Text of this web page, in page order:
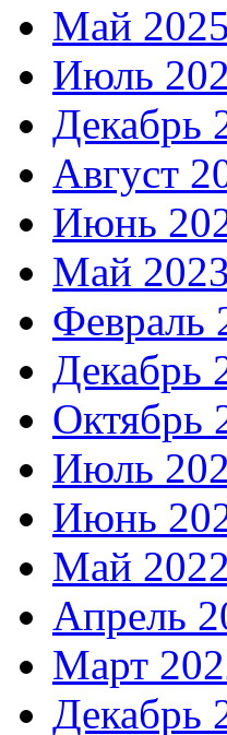
Май 2025
Июль
Декабрь
Август
Июнь
Май 2023
Февраль
Декабрь
Октябрь
Июль
Июнь
Май 2022
Апрель
Март
Декабрь